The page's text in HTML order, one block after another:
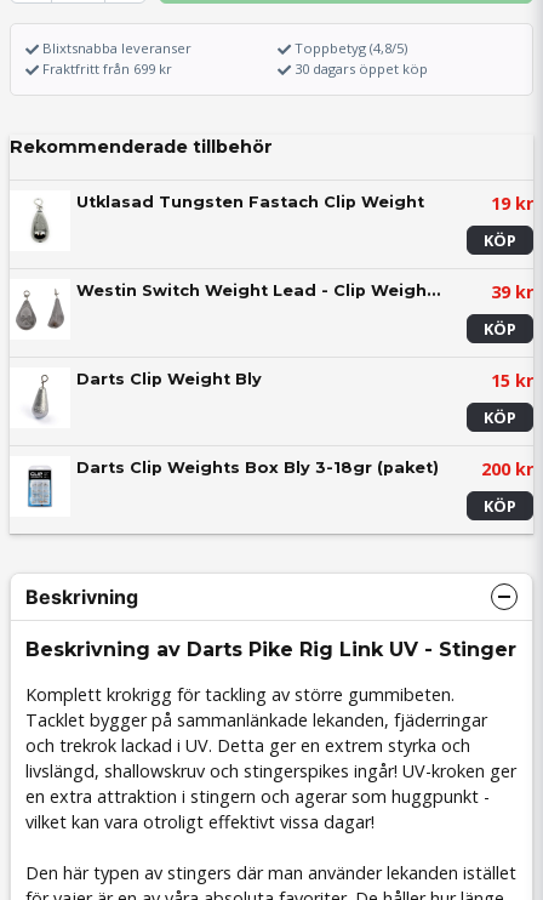
Blixtsnabba leveranser
Fraktfritt från 699 kr
Toppbetyg (4,8/5)
30 dagars öppet köp
Rekommenderade tillbehör
Utklasad Tungsten Fastach Clip Weight 19 kr
KÖP
Westin Switch Weight Lead - Clip Weight (paket) 39 kr
KÖP
Darts Clip Weight Bly 15 kr
KÖP
Darts Clip Weights Box Bly 3-18gr (paket) 200 kr
KÖP
Beskrivning
Beskrivning av Darts Pike Rig Link UV - Stinger
Komplett krokrigg för tackling av större gummibeten.
Tacklet bygger på sammanlänkade lekanden, fjäderringar
och trekrok lackad i UV. Detta ger en extrem styrka och
livslängd, shallowskruv och stingerspikes ingår! UV-kroken ger
en extra attraktion i stingern och agerar som huggpunkt -
vilket kan vara otroligt effektivt vissa dagar!
Den här typen av stingers där man använder lekanden istället